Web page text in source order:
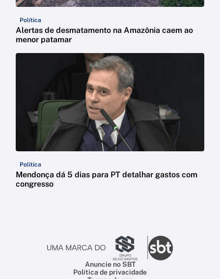
Política
Alertas de desmatamento na Amazônia caem ao
menor patamar
Política
Mendonça dá 5 dias para PT detalhar gastos com
congresso
Anuncie no SBT
Política de privacidade